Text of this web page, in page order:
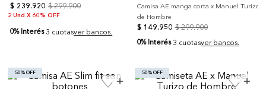
$ 239.920 $ 299.900
2 Und X 60% OFF
0% Interés 3 cuotasver bancos.
Camisa AE manga corta x Manuel Turizo
de Hombre
$ 149.950 $ 299.900
0% Interés 3 cuotasver bancos.
50% OFF 50% OFF